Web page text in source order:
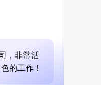
，非常活
的工作！